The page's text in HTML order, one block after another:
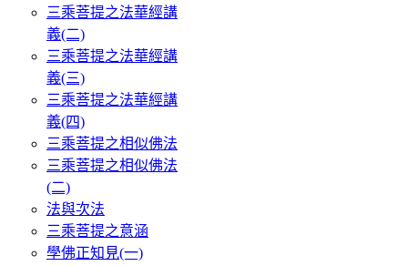
三乘菩提之法華經講
義(二)
三乘菩提之法華經講
義(三)
三乘菩提之法華經講
義(四)
三乘菩提之相似佛法
三乘菩提之相似佛法
(二)
法與次法
三乘菩提之意涵
學佛正知見(一)